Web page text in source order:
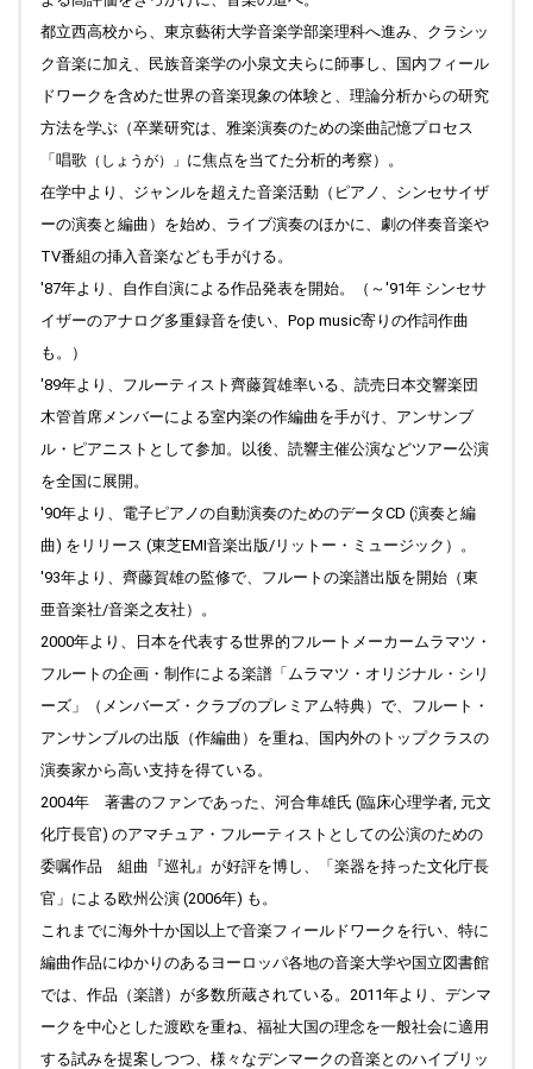
都立西高校から、東京藝術大学音楽学部楽理科へ進み、クラシッ
ク音楽に加え、民族音楽学の小泉文夫らに師事し、国内フィール
ドワークを含めた世界の音楽現象の体験と、理論分析からの研究
方法を学ぶ（卒業研究は、雅楽演奏のための楽曲記憶プロセス
「唱歌 （しょうが）」 に焦点を当てた分析的考察）。
在学中より、ジャンルを超えた音楽活動（ピアノ、シンセサイザ
ーの演奏と編曲）を始め、ライブ演奏のほかに、劇の伴奏音楽や
TV番組の挿入音楽なども手がける。
'87年より、自作自演による作品発表を開始。（～'91年 シンセサ
イザーのアナログ多重録音を使い、Pop music寄りの作詞作曲
も。）
'89年より、フルーティスト齊藤賀雄率いる、読売日本交響楽団
木管首席メンバーによる室内楽の作編曲を手がけ、アンサンブ
ル・ピアニストとして参加。以後、読響主催公演などツアー公演
を全国に展開。
'90年より、電子ピアノの自動演奏のためのデータCD (演奏と編
曲) をリリース (東芝EMI音楽出版/リットー・ミュージック）。
'93年より、齊藤賀雄の監修で、フルートの楽譜出版を開始（東
亜音楽社/音楽之友社）。
2000年より、日本を代表する世界的フルートメーカームラマツ・
フルートの企画・制作による楽譜「ムラマツ・オリジナル・シリ
ーズ」（メンバーズ・クラブのプレミアム特典）で、フルート・
アンサンブルの出版（作編曲）を重ね、国内外のトップクラスの
演奏家から高い支持を得ている。
2004年 著書のファンであった、河合隼雄氏 (臨床心理学者, 元文
化庁長官) のアマチュア・フルーティストとしての公演のための
委嘱作品 組曲『巡礼』が好評を博し、「楽器を持った文化庁長
官」による欧州公演 (2006年) も。
これまでに海外十か国以上で音楽フィールドワークを行い、特に
編曲作品にゆかりのあるヨーロッパ各地の音楽大学や国立図書館
では、作品（楽譜）が多数所蔵されている。2011年より、デンマ
ークを中心とした渡欧を重ね、福祉大国の理念を一般社会に適用
する試みを提案しつつ、様々なデンマークの音楽とのハイブリッ